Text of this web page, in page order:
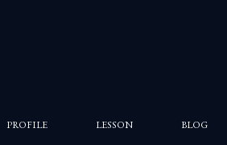
PROFILE LESSON BLOG